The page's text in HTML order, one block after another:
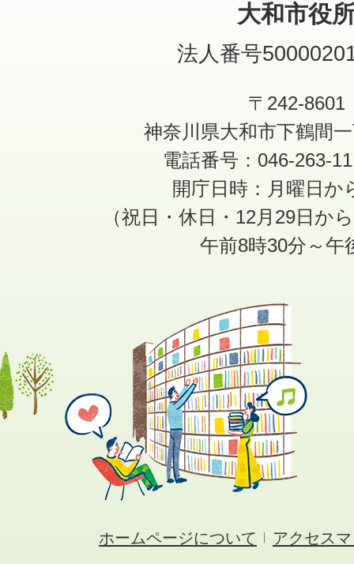
大和市役
法人番号
〒242-8601
神奈川県大和市下鶴間
電話番号：046-263-
開庁日時：月曜日か
（祝日・休日・12月29日か
午前8時30分～午
ホームページについて アクセス